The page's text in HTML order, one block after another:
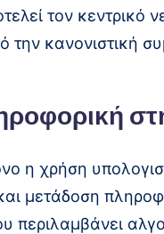
τον κεντρικό
την κανονιστική
η χρήση
μετάδοση
περιλαμβάνει